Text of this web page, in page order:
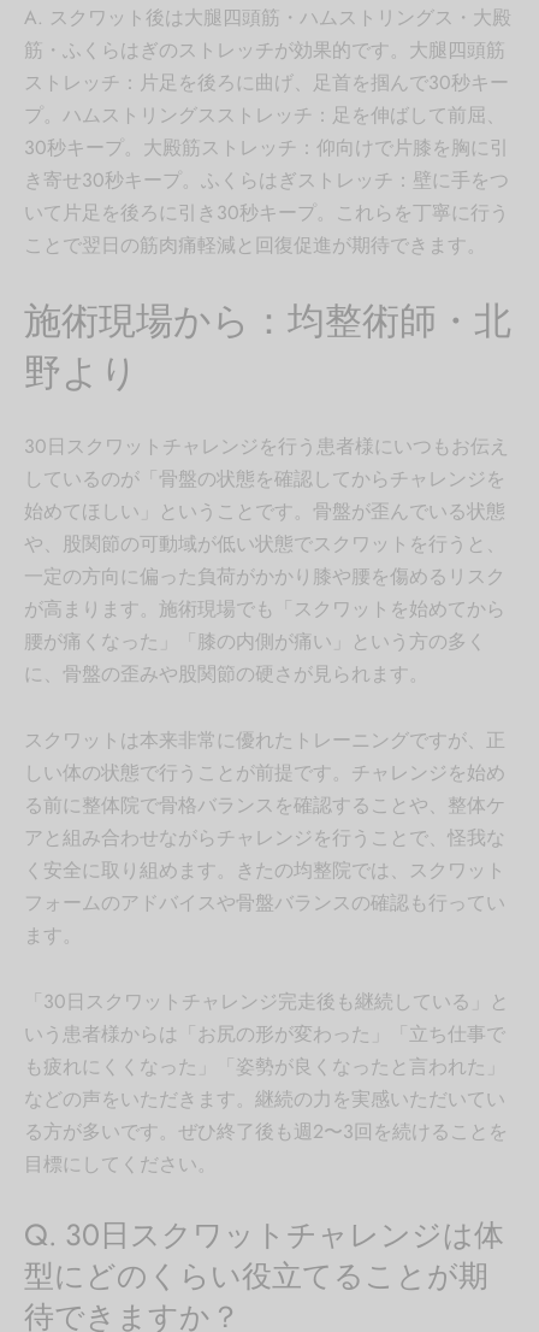
A. スクワット後は大腿四頭筋・ハムストリングス・大殿
筋・ふくらはぎのストレッチが効果的です。大腿四頭筋
ストレッチ：片足を後ろに曲げ、足首を掴んで30秒キー
プ。ハムストリングスストレッチ：足を伸ばして前屈、
30秒キープ。大殿筋ストレッチ：仰向けで片膝を胸に引
き寄せ30秒キープ。ふくらはぎストレッチ：壁に手をつ
いて片足を後ろに引き30秒キープ。これらを丁寧に行う
ことで翌日の筋肉痛軽減と回復促進が期待できます。
施術現場から：均整術師・北
野より
30日スクワットチャレンジを行う患者様にいつもお伝え
しているのが「骨盤の状態を確認してからチャレンジを
始めてほしい」ということです。骨盤が歪んでいる状態
や、股関節の可動域が低い状態でスクワットを行うと、
一定の方向に偏った負荷がかかり膝や腰を傷めるリスク
が高まります。施術現場でも「スクワットを始めてから
腰が痛くなった」「膝の内側が痛い」という方の多く
に、骨盤の歪みや股関節の硬さが見られます。
スクワットは本来非常に優れたトレーニングですが、正
しい体の状態で行うことが前提です。チャレンジを始め
る前に整体院で骨格バランスを確認することや、整体ケ
アと組み合わせながらチャレンジを行うことで、怪我な
く安全に取り組めます。きたの均整院では、スクワット
フォームのアドバイスや骨盤バランスの確認も行ってい
ます。
「30日スクワットチャレンジ完走後も継続している」と
いう患者様からは「お尻の形が変わった」「立ち仕事で
も疲れにくくなった」「姿勢が良くなったと言われた」
などの声をいただきます。継続の力を実感いただいてい
る方が多いです。ぜひ終了後も週2〜3回を続けることを
目標にしてください。
Q. 30日スクワットチャレンジは体
型にどのくらい役立てることが期
待できますか？